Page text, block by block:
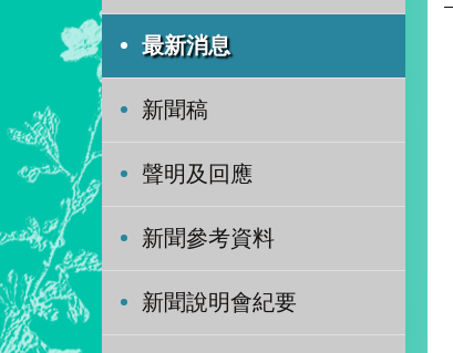
最新消息
新聞稿
聲明及回應
新聞參考資料
新聞說明會紀要